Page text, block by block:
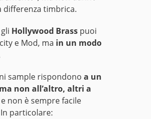
differenza timbrica.
Hollywood Brass puoi
e Mod, ma in un modo
sample rispondono a un
non all’altro, altri a
non è sempre facile
particolare: